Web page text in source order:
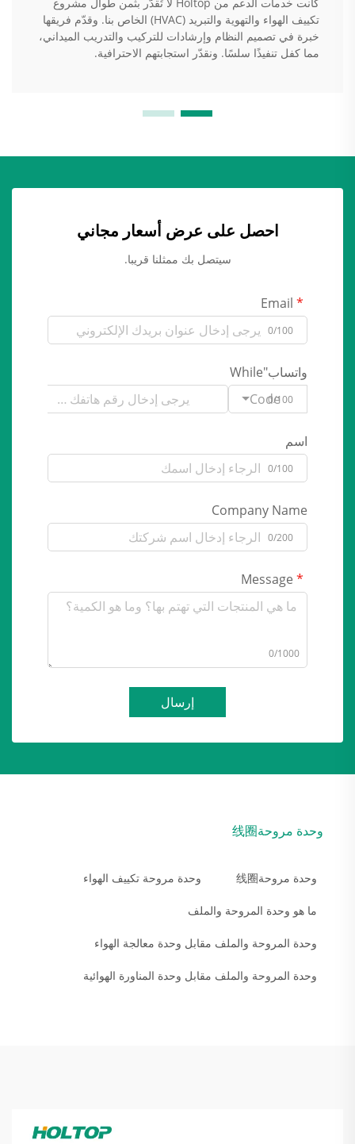
تكييف الهواء والتهوية والتبريد (HVAC) الخاص بنا. وقدّم فريقها
خبرة في تصميم النظام وإرشادات للتركيب والتدريب الميداني،
مما كفل تنفيذًا سلسًا. ونقدّر استجابتهم الاحترافية.
احصل على عرض أسعار مجاني
سيتصل بك ممثلنا قريبا.
0/100
واتساب"While
Code0/100
اسم
0/100
Company Name
0/200
0/1000
إرسال
وحدة مروحة线圈
وحدة مروحة线圈 وحدة مروحة تكييف الهواء
ما هو وحدة المروحة والملف
وحدة المروحة والملف مقابل وحدة معالجة الهواء
وحدة المروحة والملف مقابل وحدة المناورة الهوائية